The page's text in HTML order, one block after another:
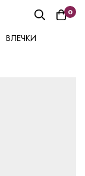
0
ВЛЕЧКИ